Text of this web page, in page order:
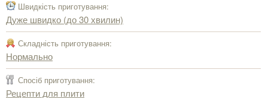
Швидкість приготування:
Дуже швидко (до 30 хвилин)
Складність приготування:
Нормально
Спосіб приготування:
Рецепти для плити